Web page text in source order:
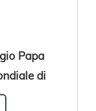
Papa
di
2023